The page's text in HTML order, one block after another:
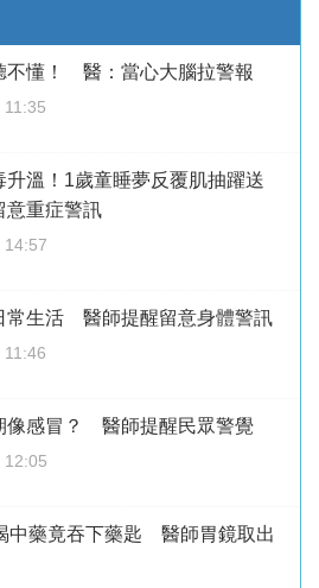
不懂！ 醫：當心大腦拉警報
升溫！1歲童睡夢反覆肌抽躍送
重症警訊
14:57
常生活 醫師提醒留意身體警訊
像感冒？ 醫師提醒民眾警覺
12:05
中藥竟吞下藥匙 醫師胃鏡取出